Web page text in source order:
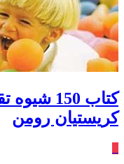
کتاب
کریستیان رومن